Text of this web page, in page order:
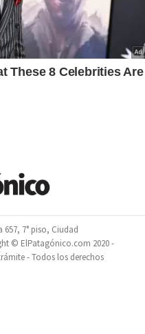
7° piso, Ciudad
© ElPatagónico.com 2020 -
- Todos los derechos